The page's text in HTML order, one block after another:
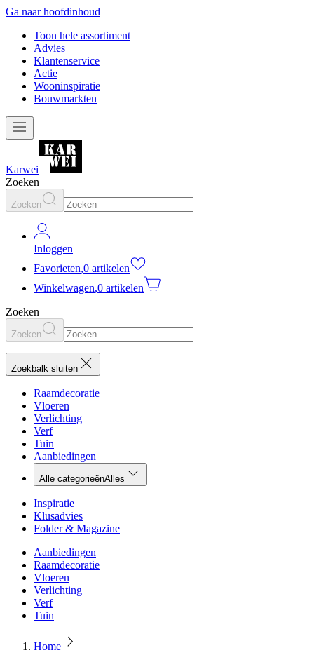
Ga naar hoofdinhoud
Toon hele assortiment
Advies
Klantenservice
Actie
Wooninspiratie
Bouwmarkten
Karwei
Zoeken
Zoeken
Inloggen
Favorieten,0 artikelen
Winkelwagen,0 artikelen
Zoeken
Zoeken
Zoekbalk sluiten
Raamdecoratie
Vloeren
Verlichting
Verf
Tuin
Aanbiedingen
Alle categorieënAlles
Inspiratie
Klusadvies
Folder & Magazine
Aanbiedingen
Raamdecoratie
Vloeren
Verlichting
Verf
Tuin
Home